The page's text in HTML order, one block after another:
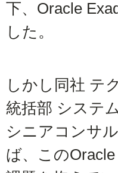
下、Oracle
した。
しかし同社 テ
統括部 システ
シニアコンサ
ば、この